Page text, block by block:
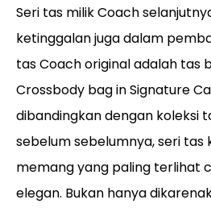
Seri tas milik Coach
ketinggalan juga dalam
tas Coach original adalah tas
Crossbody bag in Signature
dibandingkan dengan koleksi
sebelum sebelumnya, seri tas
memang yang paling terlihat
elegan. Bukan hanya